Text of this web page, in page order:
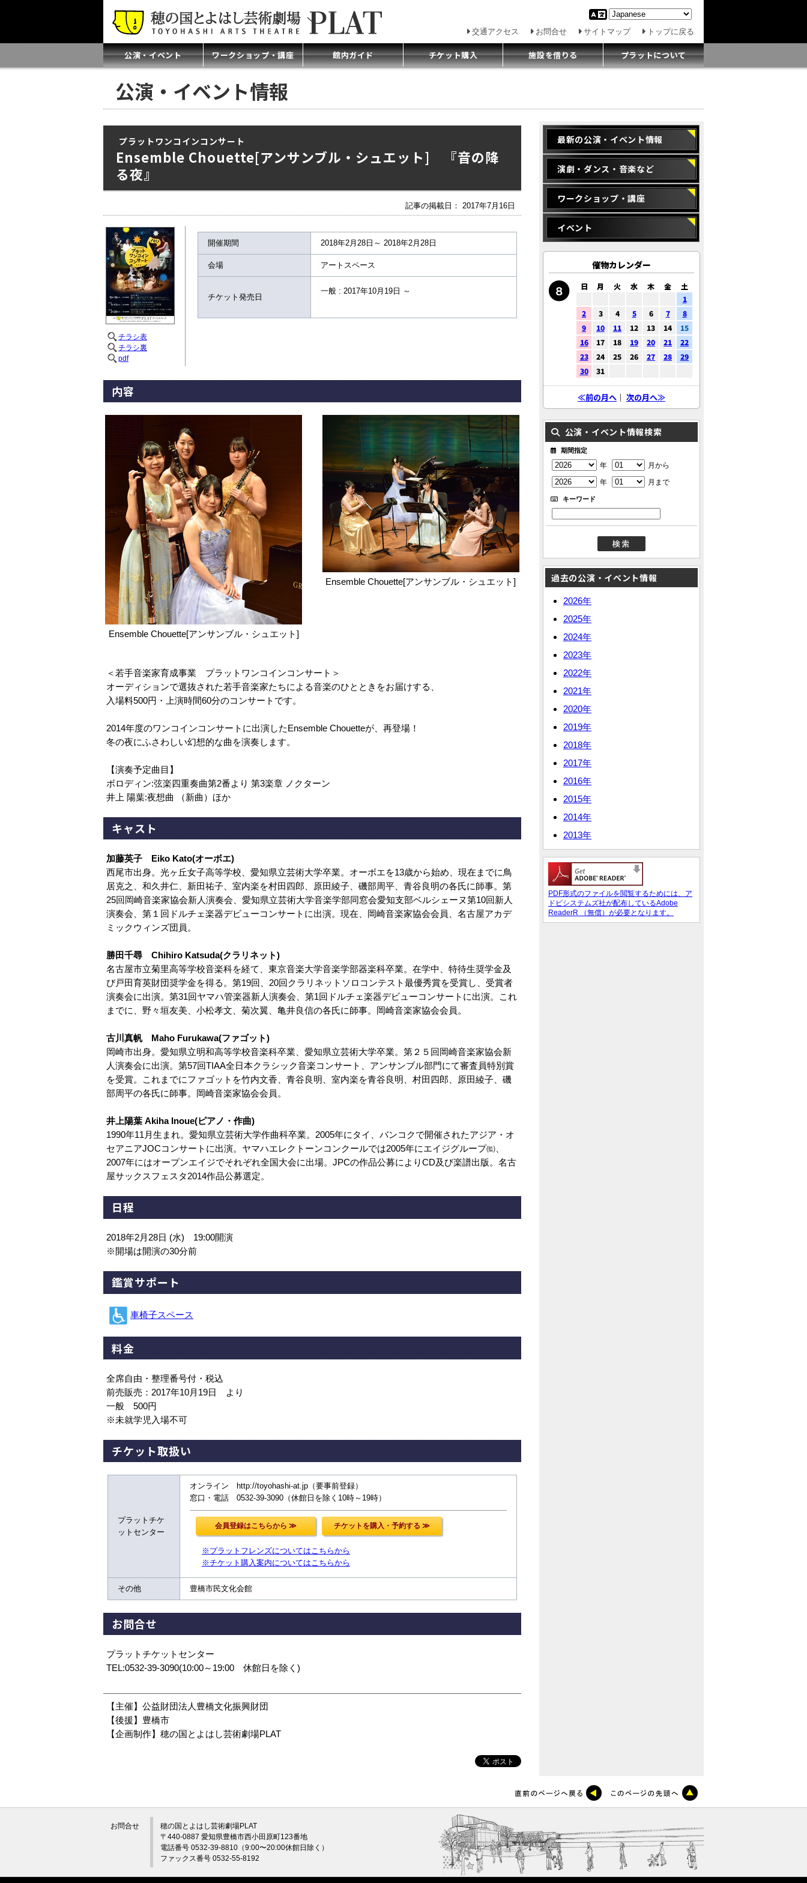
交通アクセス お問合せ サイトマップ トップに戻る
公演・イベント ワークショップ・講座 館内ガイド チケット購入 施設を借りる プラットについて
公演・イベント情報
プラットワンコインコンサート
Ensemble Chouette[アンサンブル・シュエット] 『音の降
る夜』
記事の掲載日： 2017年7月16日
チラシ表
チラシ裏
pdf
開催期間 2018年2月28日～ 2018年2月28日
会場 アートスペース
チケット発売日
一般 : 2017年10月19日 ～
内容
Ensemble Chouette[アンサンブル・シュエット]
Ensemble Chouette[アンサンブル・シュエット]
＜若手音楽家育成事業 プラットワンコインコンサート＞
オーディションで選抜された若手音楽家たちによる音楽のひとときをお届けする、
入場料500円・上演時間60分のコンサートです。
2014年度のワンコインコンサートに出演したEnsemble Chouetteが、再登場！
冬の夜にふさわしい幻想的な曲を演奏します。
【演奏予定曲目】
ボロディン:弦楽四重奏曲第2番より 第3楽章 ノクターン
井上 陽葉:夜想曲 （新曲）ほか
キャスト
加藤英子 Eiko Kato(オーボエ)
西尾市出身。光ヶ丘女子高等学校、愛知県立芸術大学卒業。オーボエを13歳から始め、現在までに鳥
居克之、和久井仁、新田祐子、室内楽を村田四郎、原田綾子、磯部周平、青谷良明の各氏に師事。第
25回岡崎音楽家協会新人演奏会、愛知県立芸術大学音楽学部同窓会愛知支部ベルシェーヌ第10回新人
演奏会、第１回ドルチェ楽器デビューコンサートに出演。現在、岡崎音楽家協会会員、名古屋アカデ
ミックウィンズ団員。
勝田千尋 Chihiro Katsuda(クラリネット)
名古屋市立菊里高等学校音楽科を経て、東京音楽大学音楽学部器楽科卒業。在学中、特待生奨学金及
び戸田育英財団奨学金を得る。第19回、20回クラリネットソロコンテスト最優秀賞を受賞し、受賞者
演奏会に出演。第31回ヤマハ管楽器新人演奏会、第1回ドルチェ楽器デビューコンサートに出演。これ
までに、野々垣友美、小松孝文、菊次翼、亀井良信の各氏に師事。岡崎音楽家協会会員。
古川真帆 Maho Furukawa(ファゴット)
岡崎市出身。愛知県立明和高等学校音楽科卒業、愛知県立芸術大学卒業。第２５回岡崎音楽家協会新
人演奏会に出演。第57回TIAA全日本クラシック音楽コンサート、アンサンブル部門にて審査員特別賞
を受賞。これまでにファゴットを竹内文香、青谷良明、室内楽を青谷良明、村田四郎、原田綾子、磯
部周平の各氏に師事。岡崎音楽家協会会員。
井上陽葉 Akiha Inoue(ピアノ・作曲)
1990年11月生まれ。愛知県立芸術大学作曲科卒業。2005年にタイ、バンコクで開催されたアジア・オ
セアニアJOCコンサートに出演。ヤマハエレクトーンコンクールでは2005年にエイジグループ㈼、
2007年にはオープンエイジでそれぞれ全国大会に出場。JPCの作品公募によりCD及び楽譜出版。名古
屋サックスフェスタ2014作品公募選定。
日程
2018年2月28日 (水) 19:00開演
※開場は開演の30分前
鑑賞サポート
車椅子スペース
料金
全席自由・整理番号付・税込
前売販売：2017年10月19日 より
一般 500円
※未就学児入場不可
チケット取扱い
プラットチケ
ットセンター
オンライン http://toyohashi-at.jp（要事前登録）
窓口・電話 0532-39-3090（休館日を除く10時～19時）
※プラットフレンズについてはこちらから
※チケット購入案内についてはこちらから
その他 豊橋市民文化会館
お問合せ
プラットチケットセンター
TEL:0532-39-3090(10:00～19:00 休館日を除く)
【主催】公益財団法人豊橋文化振興財団
【後援】豊橋市
【企画制作】穂の国とよはし芸術劇場PLAT
最新の公演・イベント情報
演劇・ダンス・音楽など
ワークショップ・講座
イベント
催物カレンダー
日 月 火 水 木 金
土
1
2
3 4 5 6 7
8
9
10 11 12 13 14
15
16
17 18 19 20 21
22
23
24 25 26 27 28
29
30
31
≪前の月へ ｜ 次の月へ≫
公演・イベント情報検索
期間指定
年
月から
年
月まで
キーワード
過去の公演・イベント情報
2026年
2025年
2024年
2023年
2022年
2021年
2020年
2019年
2018年
2017年
2016年
2015年
2014年
2013年
PDF形式のファイルを閲覧するためには、ア
ドビシステムズ社が配布しているAdobe
ReaderR （無償）が必要となります。
お問合せ
穂の国とよはし芸術劇場PLAT
〒440-0887 愛知県豊橋市西小田原町123番地
電話番号 0532-39-8810（9:00〜20:00休館日除く）
ファックス番号 0532-55-8192